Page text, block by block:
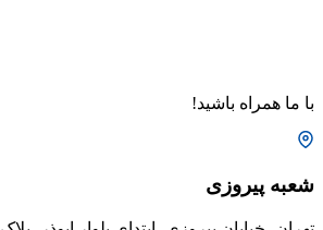
با ما همراه باشید!
شعبه پیروزی